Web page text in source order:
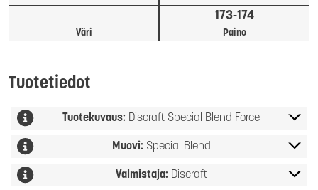
Väri Paino
173-174
Tuotetiedot
Tuotekuvaus: Discraft Special Blend Force
Muovi: Special Blend
Valmistaja: Discraft